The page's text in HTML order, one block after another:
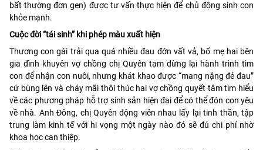
bất thường đơn gen) được tư vấn thực hiện để chủ động sinh con
khỏe mạnh.
Cuộc đời “tái sinh” khi phép màu xuất hiện
Thương con gái trải qua quá nhiều đau đớn vất vả, bố mẹ hai bên
gia đình khuyên vợ chồng chị Quyên tạm dừng lại hành trình tìm
con để nhận con nuôi, nhưng khát khao được “mang nặng đẻ đau”
cứ bùng lên và cháy mãi thôi thúc hai vợ chồng quyết tâm tìm hiểu
về các phương pháp hỗ trợ sinh sản hiện đại để có thể đón con yêu
về nhà. Anh Đông, chị Quyên động viên nhau lấy lại tinh thần, tập
trung làm kinh tế với hi vọng một ngày nào đó sẽ đủ chi phí nhờ
khoa học can thiệp.